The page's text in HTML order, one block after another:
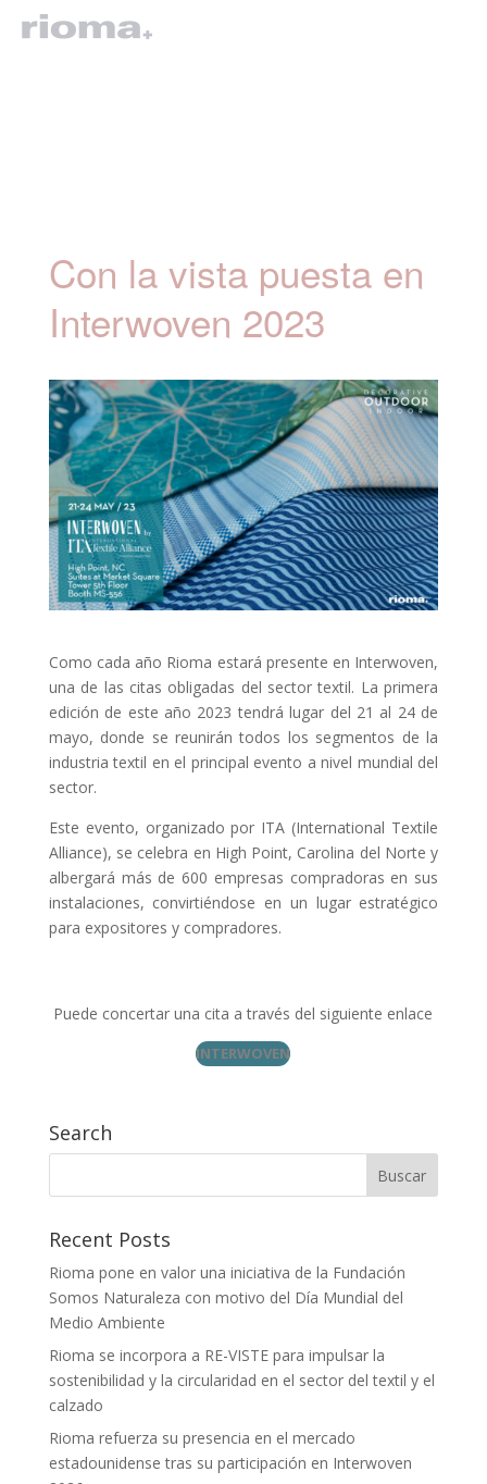
Con la vista puesta en
Interwoven 2023
Como cada año Rioma estará presente en Interwoven,
una de las citas obligadas del sector textil. La primera
edición de este año 2023 tendrá lugar del 21 al 24 de
mayo, donde se reunirán todos los segmentos de la
industria textil en el principal evento a nivel mundial del
sector.
Este evento, organizado por ITA (International Textile
Alliance), se celebra en High Point, Carolina del Norte y
albergará más de 600 empresas compradoras en sus
instalaciones, convirtiéndose en un lugar estratégico
para expositores y compradores.
Puede concertar una cita a través del siguiente enlace
INTERWOVEN
Search
Recent Posts
Rioma pone en valor una iniciativa de la Fundación
Somos Naturaleza con motivo del Día Mundial del
Medio Ambiente
Rioma se incorpora a RE-VISTE para impulsar la
sostenibilidad y la circularidad en el sector del textil y el
calzado
Rioma refuerza su presencia en el mercado
estadounidense tras su participación en Interwoven